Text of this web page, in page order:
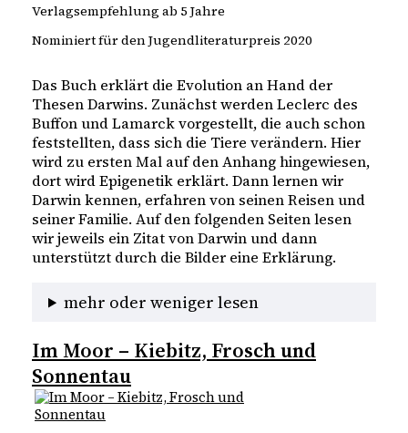
Verlagsempfehlung ab 5 Jahre
Nominiert für den Jugendliteraturpreis 2020
Das Buch erklärt die Evolution an Hand der
Thesen Darwins. Zunächst werden Leclerc des
Buffon und Lamarck vorgestellt, die auch schon
feststellten, dass sich die Tiere verändern. Hier
wird zu ersten Mal auf den Anhang hingewiesen,
dort wird Epigenetik erklärt. Dann lernen wir
Darwin kennen, erfahren von seinen Reisen und
seiner Familie. Auf den folgenden Seiten lesen
wir jeweils ein Zitat von Darwin und dann
unterstützt durch die Bilder eine Erklärung.
mehr oder weniger lesen
Im Moor – Kiebitz, Frosch und
Sonnentau